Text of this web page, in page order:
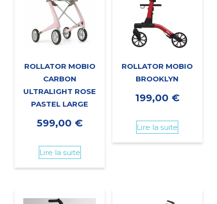
ROLLATOR MOBIO
CARBON
ULTRALIGHT ROSE
PASTEL LARGE
599,00 €
Lire la suite
ROLLATOR MOBIO
BROOKLYN
199,00 €
Lire la suite